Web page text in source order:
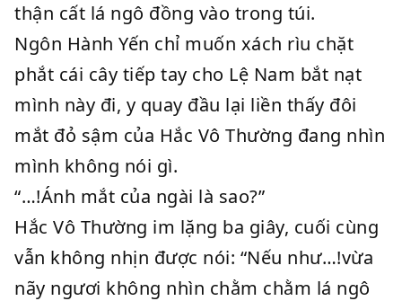
thận cất lá ngô đồng vào trong túi.
Ngôn Hành Yến chỉ muốn xách rìu chặt
phắt cái cây tiếp tay cho Lệ Nam bắt nạt
mình này đi, y quay đầu lại liền thấy đôi
mắt đỏ sậm của Hắc Vô Thường đang nhìn
mình không nói gì.
“…!Ánh mắt của ngài là sao?”
Hắc Vô Thường im lặng ba giây, cuối cùng
vẫn không nhịn được nói: “Nếu như…!vừa
nãy ngươi không nhìn chằm chằm lá ngô